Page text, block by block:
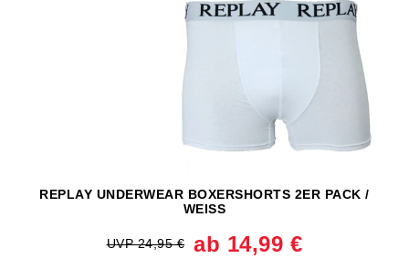
REPLAY UNDERWEAR BOXERSHORTS 2ER PACK /
WEISS
UVP 24,95 € ab 14,99 €